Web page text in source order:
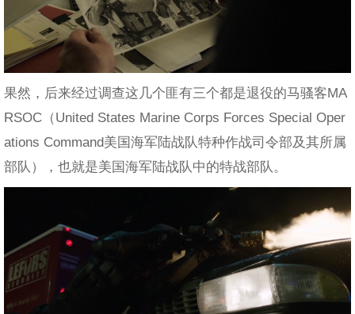
果然，后来经过调查这几个匪有三个都是退役的马骚客MA
RSOC（United States Marine Corps Forces Special Oper
ations Command美国海军陆战队特种作战司令部及其所属
部队），也就是美国海军陆战队中的特战部队。